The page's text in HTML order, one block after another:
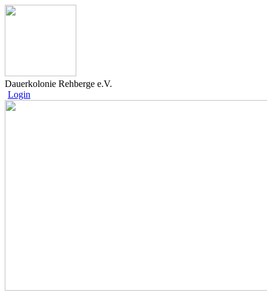
Dauerkolonie Rehberge e.V.
Login